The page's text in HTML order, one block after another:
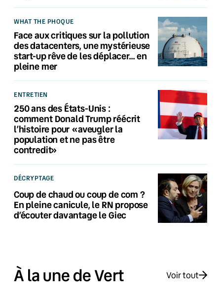
WHAT THE PHOQUE
Face aux critiques sur la pollution
des datacenters, une mystérieuse
start-up rêve de les déplacer… en
pleine mer
ENTRETIEN
250 ans des États-Unis :
comment Donald Trump réécrit
l’histoire pour «aveugler la
population et ne pas être
contredit»
DÉCRYPTAGE
Coup de chaud ou coup de com ?
En pleine canicule, le RN propose
d’écouter davantage le Giec
À la une de Vert Voir tout